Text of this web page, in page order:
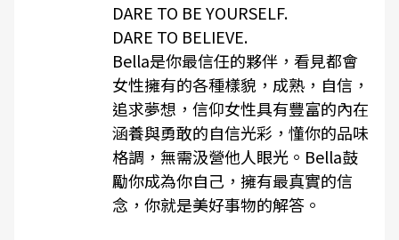
DARE TO BE YOURSELF.
DARE TO BELIEVE.
Bella是你最信任的夥伴，看見都會
女性擁有的各種樣貌，成熟，自信，
追求夢想，信仰女性具有豐富的內在
涵養與勇敢的自信光彩，懂你的品味
格調，無需汲營他人眼光。Bella鼓
勵你成為你自己，擁有最真實的信
念，你就是美好事物的解答。